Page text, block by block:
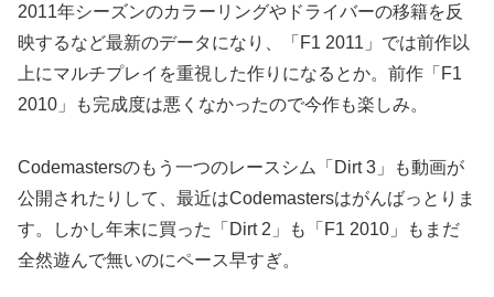
2011年シーズンのカラーリングやドライバーの移籍を反
映するなど最新のデータになり、「F1 2011」では前作以
上にマルチプレイを重視した作りになるとか。前作「F1
2010」も完成度は悪くなかったので今作も楽しみ。
Codemastersのもう一つのレースシム「Dirt 3」も動画が
公開されたりして、最近はCodemastersはがんばっとりま
す。しかし年末に買った「Dirt 2」も「F1 2010」もまだ
全然遊んで無いのにペース早すぎ。